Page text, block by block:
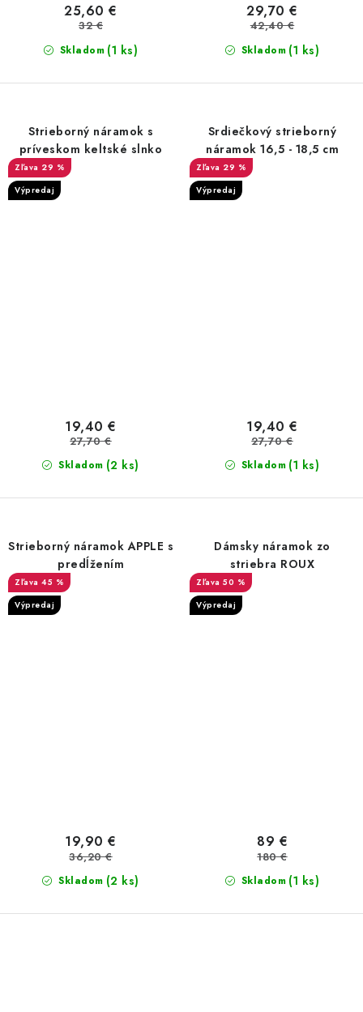
Skladom (1 ks)
25,60 €
32 €
Skladom (1 ks)
29,70 €
42,40 €
Strieborný náramok s
príveskom keltské slnko
29 %
Výpredaj
Skladom (2 ks)
19,40 €
27,70 €
Srdiečkový strieborný
náramok 16,5 - 18,5 cm
29 %
Výpredaj
Skladom (1 ks)
19,40 €
27,70 €
Strieborný náramok APPLE s
predĺžením
45 %
Výpredaj
Skladom (2 ks)
19,90 €
36,20 €
Dámsky náramok zo
striebra ROUX
50 %
Výpredaj
Skladom (1 ks)
89 €
180 €